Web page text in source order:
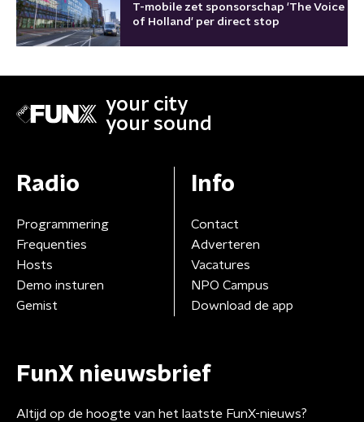
T-mobile zet sponsorschap 'The Voice
of Holland' per direct stop
your city
your sound
Radio
Programmering
Frequenties
Hosts
Demo insturen
Gemist
Info
Contact
Adverteren
Vacatures
NPO Campus
Download de app
FunX nieuwsbrief
Altijd op de hoogte van het laatste FunX-nieuws?